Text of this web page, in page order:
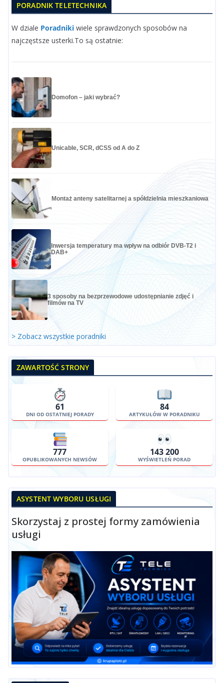
PORADNIK TELETECHNIKA
W dziale Poradniki wiele sprawdzonych sposobów na
najczęstsze usterki.To są ostatnie:
Domofon – jaki wybrać?
Unicable, SCR, dCSS od A do Z
Montaż anteny satelitarnej a spółdzielnia mieszkaniowa
Inwersja temperatury ma wpływ na odbiór DVB-T2 i
DAB+
3 sposoby na bezprzewodowe udostępnianie zdjęć i
filmów na TV
> Zobacz wszystkie poradniki
ZAWARTOŚĆ STRONY
61
DNI OD OSTATNIEJ PORADY
84
ARTYKUŁÓW W PORADNIKU
777
OPUBLIKOWANYCH NEWSÓW
143 200
WYŚWIETLEŃ PORAD
ASYSTENT WYBORU USŁUGI
Skorzystaj z prostej formy zamówienia
usługi